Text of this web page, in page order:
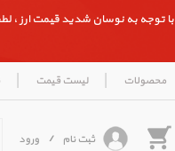
با توجه به نوسان شدید قیمت ارز ،
محصولات | لیست قیمت |
ثبت نام / ورود